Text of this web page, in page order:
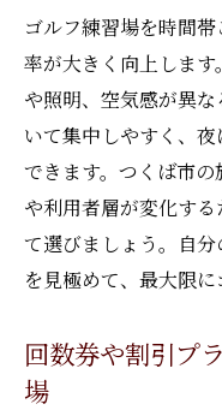
ゴルフ練習場を時間
率が大きく向上しま
や照明、空気感が異
いて集中しやすく、
できます。つくば市
や利用者層が変化す
て選びましょう。自
を見極めて、最大限に
回数券や割引プ
場